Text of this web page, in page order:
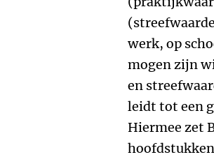
werk, op
mogen zijn
en
leidt tot een
Hiermee zet